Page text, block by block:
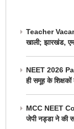
Teacher
खाली; झारखंड,
NEET 2026
ही समूह के
MCC NEET
जेपी नड्डा ने की